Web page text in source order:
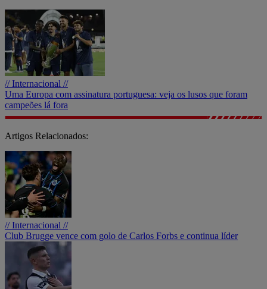
// Internacional //
Uma Europa com assinatura portuguesa: veja os lusos que foram
campeões lá fora
Artigos Relacionados:
// Internacional //
Club Brugge vence com golo de Carlos Forbs e continua líder